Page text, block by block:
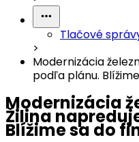
Tlačové
>
Modernizácia
podľa plánu.
Modernizácia
Žilina
Blížime sa do